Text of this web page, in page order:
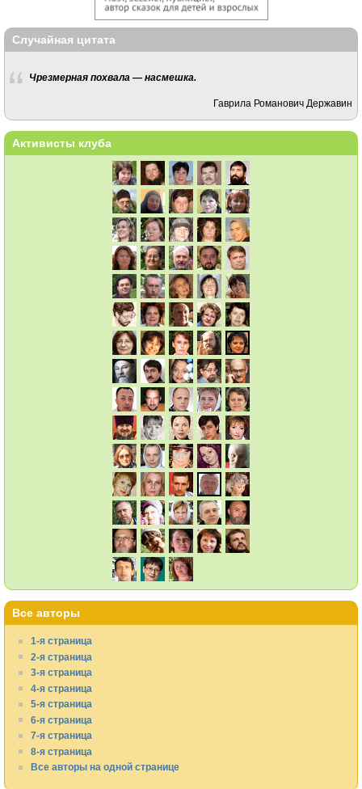
Случайная цитата
Чрезмерная похвала — насмешка.
Гаврила Романович Державин
Активисты клуба
Все авторы
1-я страница
2-я страница
3-я страница
4-я страница
5-я страница
6-я страница
7-я страница
8-я страница
Все авторы на одной странице